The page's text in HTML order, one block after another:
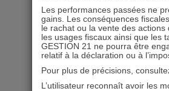
Les performances passées ne
gains. Les conséquences
le rachat ou la vente des actions
les usages fiscaux ainsi que les
GESTION 21 ne pourra être
relatif à la déclaration ou à
Pour plus de précisions,
L’utilisateur reconnaît avoir les